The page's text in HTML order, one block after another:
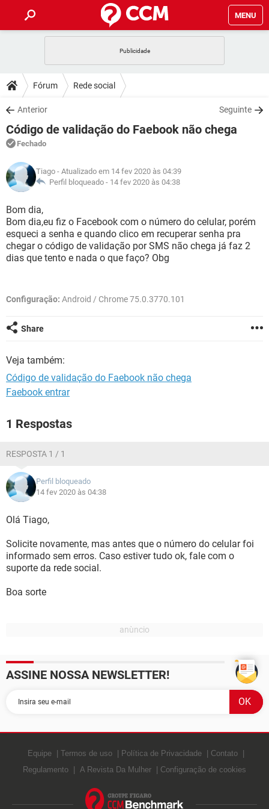
MENU
CELULAR
OUTLOOK
INSTAGRAM GMAIL
GUIA DE COMPRAS
DICAS
JOGOS
OUTLOOK
INSTAGRAM
GUIA DE COMPRAS
DOWNLOADS
JOGOS WHATSAPP
CELULAR
OUTLOOK EXCEL
INSTAGRAM
GUIA DE COMPRAS
FÓRUM
JOGOS
CELULAR FACEBOOK
INSTAGRAM GMAIL
GUIA DE COMPRAS
GLOSSÁRIO
JOGOS
CELULAR
OUTLOOK EXCEL
INSTAGRAM GMAIL
Fórum Rede social
Anterior Seguinte
Código de validação do Faebook não chega
Fechado
Tiago - Atualizado em 14 fev 2020 às 04:39
Perfil bloqueado - 14 fev 2020 às 04:38
Bom dia,
Bom dia,eu fiz o Facebook com o número do celular, porém
esqueci a senha e quando clico em recuperar senha pra
chegar o código de validação por SMS não chega já faz 2
dias que tento e nada o que faço? Obg
Configuração: Android / Chrome 75.0.3770.101
Share
Veja também:
Código de validação do Faebook não chega
Faebook entrar
1 Respostas
RESPOSTA 1 / 1
Perfil bloqueado
14 fev 2020 às 04:38
Olá Tiago,
Solicite novamente, mas antes que o número do celular foi
informado sem erros. Caso estiver tudo ok, fale com o
suporte da rede social.
Boa sorte
ASSINE NOSSA NEWSLETTER!
Equipe Termos de uso Política de Privacidade
Contato
Regulamento
A Revista Da Mulher Configuração de cookies